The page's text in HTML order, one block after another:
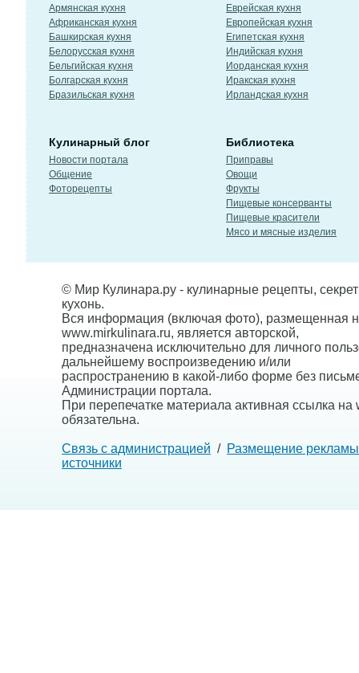
Армянская кухня
Африканская кухня
Башкирская кухня
Белорусская кухня
Бельгийская кухня
Болгарская кухня
Бразильская кухня
Еврейская кухня
Европейская кухня
Египетская кухня
Индийская кухня
Иорданская кухня
Иракская кухня
Ирландская кухня
Кулинарный блог
Новости портала
Общение
Фоторецепты
Библиотека
Приправы
Овощи
Фрукты
Пищевые консерванты
Пищевые красители
Мясо и мясные изделия
© Мир Кулинара.ру - кулинарные рецепты,
кухонь.
Вся информация (включая фото), размещенная
www.mirkulinara.ru, является авторской,
предназначена исключительно для личного
дальнейшему воспроизведению и/или
распространению в какой-либо форме без
Администрации портала.
При перепечатке материала активная ссылка на
обязательна.
Связь с администрацией / Размещение рекламы
источники